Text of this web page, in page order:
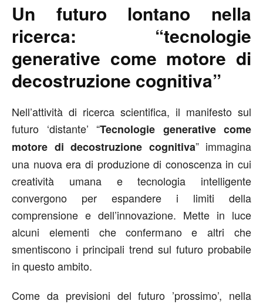
Un futuro lontano nella
ricerca: “tecnologie
generative come motore di
decostruzione cognitiva”
Nell’attività di ricerca scientifica, il manifesto sul
futuro ‘distante’ “Tecnologie generative come
motore di decostruzione cognitiva” immagina
una nuova era di produzione di conoscenza in cui
creatività umana e tecnologia intelligente
convergono per espandere i limiti della
comprensione e dell’innovazione. Mette in luce
alcuni elementi che confermano e altri che
smentiscono i principali trend sul futuro probabile
in questo ambito.
Come da previsioni del futuro ’prossimo’, nella